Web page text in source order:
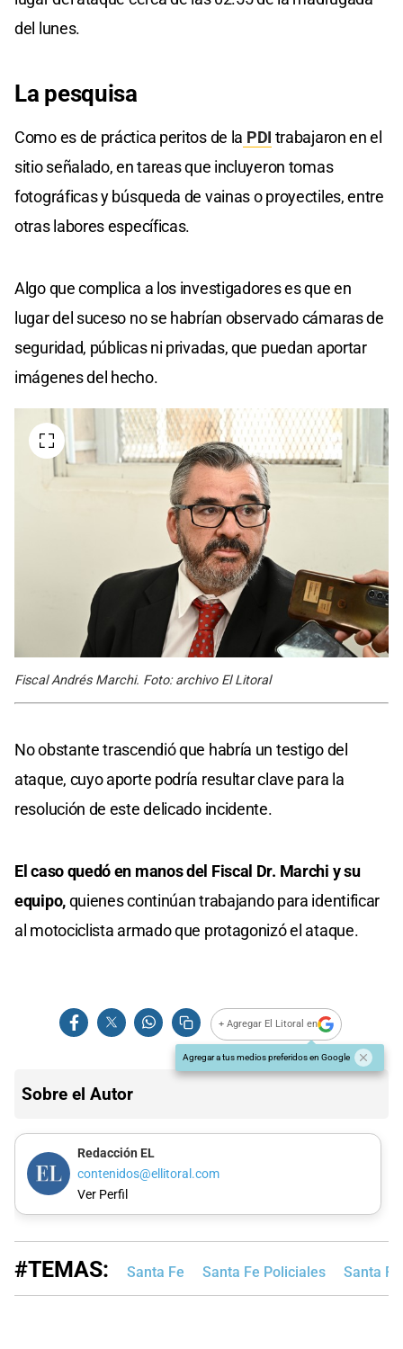
del lunes.
La pesquisa
Como es de práctica peritos de la PDI trabajaron en el
sitio señalado, en tareas que incluyeron tomas
fotográficas y búsqueda de vainas o proyectiles, entre
otras labores específicas.
Algo que complica a los investigadores es que en
lugar del suceso no se habrían observado cámaras de
seguridad, públicas ni privadas, que puedan aportar
imágenes del hecho.
Fiscal Andrés Marchi. Foto: archivo El Litoral
No obstante trascendió que habría un testigo del
ataque, cuyo aporte podría resultar clave para la
resolución de este delicado incidente.
El caso quedó en manos del Fiscal Dr. Marchi y su
equipo,quienes continúan trabajando para identificar
al motociclista armado que protagonizó el ataque.
+ Agregar El Litoral en
Agregar a tus medios preferidos en Google
Sobre el Autor
Redacción EL
contenidos@ellitoral.com
Ver Perfil
#TEMAS: Santa Fe Santa Fe Policiales Santa